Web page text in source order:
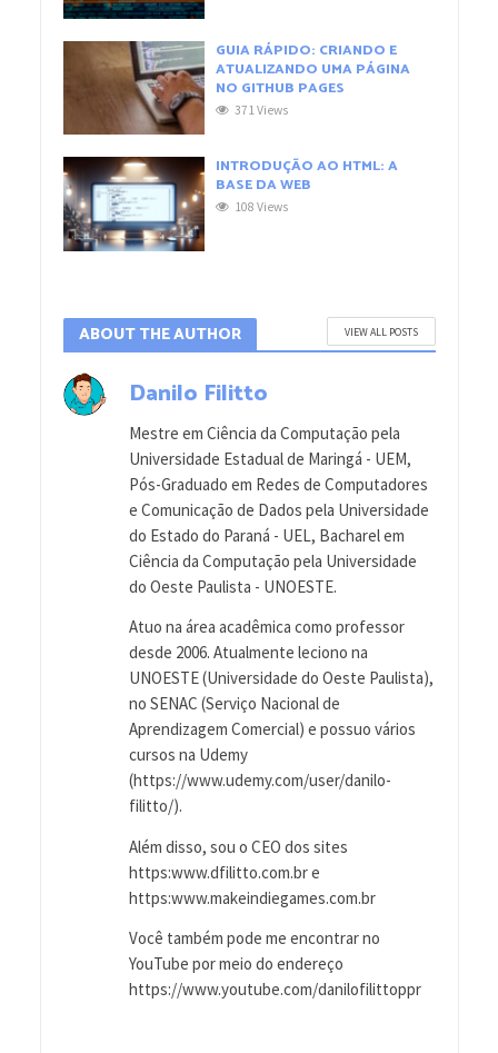
GUIA RÁPIDO: CRIANDO E
ATUALIZANDO UMA PÁGINA
NO GITHUB PAGES
371 Views
INTRODUÇÃO AO HTML: A
BASE DA WEB
108 Views
ABOUT THE AUTHOR VIEW ALL POSTS
Danilo Filitto
Mestre em Ciência da Computação pela
Universidade Estadual de Maringá - UEM,
Pós-Graduado em Redes de Computadores
e Comunicação de Dados pela Universidade
do Estado do Paraná - UEL, Bacharel em
Ciência da Computação pela Universidade
do Oeste Paulista - UNOESTE.
Atuo na área acadêmica como professor
desde 2006. Atualmente leciono na
UNOESTE (Universidade do Oeste Paulista),
no SENAC (Serviço Nacional de
Aprendizagem Comercial) e possuo vários
cursos na Udemy
(https://www.udemy.com/user/danilo-
filitto/).
Além disso, sou o CEO dos sites
https:www.dfilitto.com.br e
https:www.makeindiegames.com.br
Você também pode me encontrar no
YouTube por meio do endereço
https://www.youtube.com/danilofilittoppr